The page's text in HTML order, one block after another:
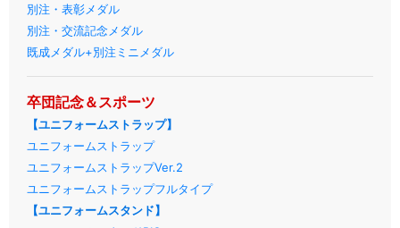
別注・表彰メダル
別注・交流記念メダル
既成メダル+別注ミニメダル
卒団記念＆スポーツ
【ユニフォームストラップ】
ユニフォームストラップ
ユニフォームストラップVer.2
ユニフォームストラップフルタイプ
【ユニフォームスタンド】